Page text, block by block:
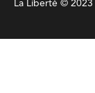
La Liberté © 2023